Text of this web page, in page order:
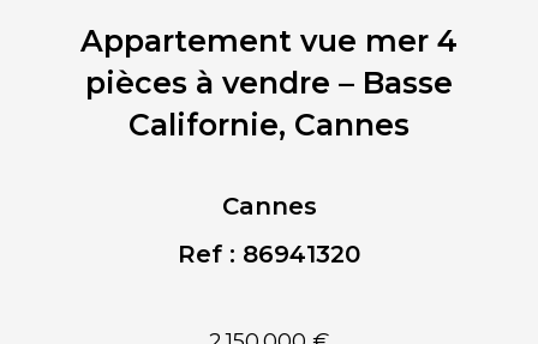
Appartement vue mer 4
pièces à vendre – Basse
Californie, Cannes
Cannes
Ref : 86941320